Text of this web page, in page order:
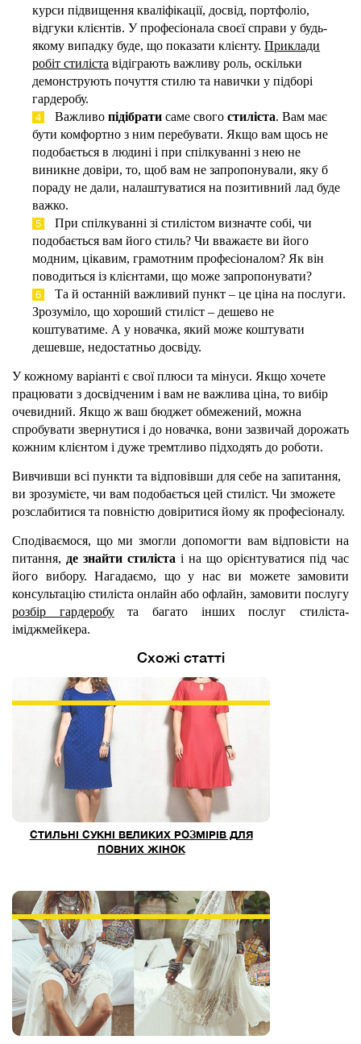
курси підвищення кваліфікації, досвід, портфоліо,
відгуки клієнтів. У професіонала своєї справи у будь-
якому випадку буде, що показати клієнту.Приклади
робіт стиліста відіграють важливу роль, оскільки
демонструють почуття стилю та навички у підборі
гардеробу.
Важливо підібратисаме свого стиліста. Вам має
бути комфортно з ним перебувати. Якщо вам щось не
подобається в людині і при спілкуванні з нею не
виникне довіри, то, щоб вам не запропонували, яку б
пораду не дали, налаштуватися на позитивний лад буде
важко.
При спілкуванні зі стилістом визначте собі, чи
подобається вам його стиль? Чи вважаєте ви його
модним, цікавим, грамотним професіоналом? Як він
поводиться із клієнтами, що може запропонувати?
Та й останній важливий пункт – це ціна на послуги.
Зрозуміло, що хороший стиліст – дешево не
коштуватиме. А у новачка, який може коштувати
дешевше, недостатньо досвіду.
У кожному варіанті є свої плюси та мінуси. Якщо хочете
працювати з досвідченим і вам не важлива ціна, то вибір
очевидний. Якщо ж ваш бюджет обмежений, можна
спробувати звернутися і до новачка, вони зазвичай дорожать
кожним клієнтом і дуже тремтливо ​​підходять до роботи.
Вивчивши всі пункти та відповівши для себе на запитання,
ви зрозумієте, чи вам подобається цей стиліст. Чи зможете
розслабитися та повністю довіритися йому як професіоналу.
Сподіваємося, що ми змогли допомогти вам відповісти на
питання, де знайти стиліста і на що орієнтуватися під час
його вибору. Нагадаємо, що у нас ви можете замовити
консультацію стиліста онлайн або офлайн, замовити послугу
розбір гардеробута багато інших послуг стиліста-
іміджмейкера.
Схожі статті
СТИЛЬНІ СУКНІ ВЕЛИКИХ РОЗМІРІВ ДЛЯ
ПОВНИХ ЖІНОК